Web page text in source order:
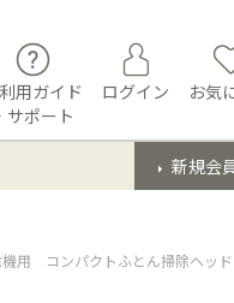
用ガイド
サポート
ログイン お気
新規会
用 コンパクトふとん掃除ヘッド